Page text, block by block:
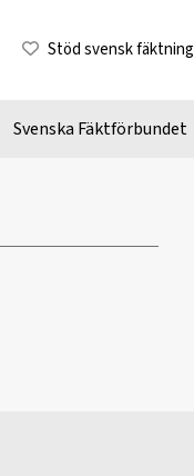
Stöd svensk fäktning
Svenska Fäktförbundet